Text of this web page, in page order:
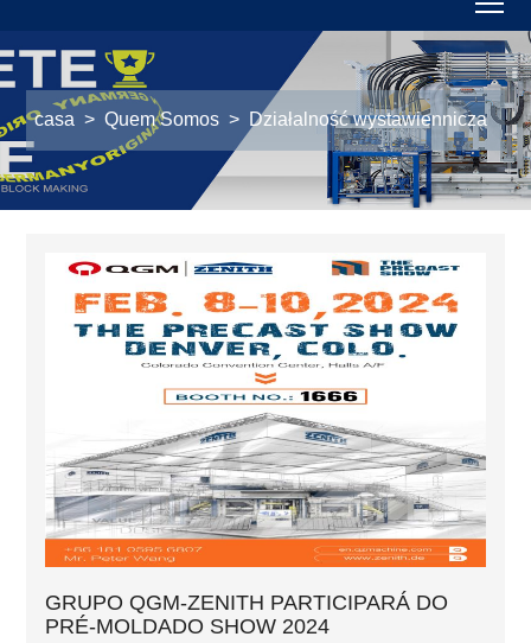
casa > Quem Somos > Działalność wystawiennicza
GRUPO QGM-ZENITH PARTICIPARÁ DO
PRÉ-MOLDADO SHOW 2024